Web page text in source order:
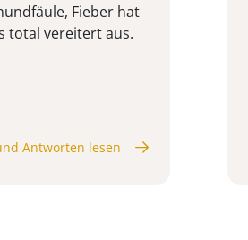
Fieber hat
total vereitert aus.
Antworten lesen